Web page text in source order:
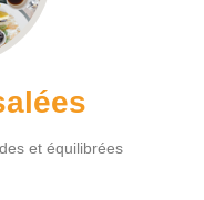
et équilibrées